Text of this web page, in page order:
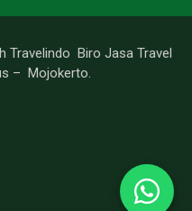
Travelindo Biro Jasa Travel
– Mojokerto.